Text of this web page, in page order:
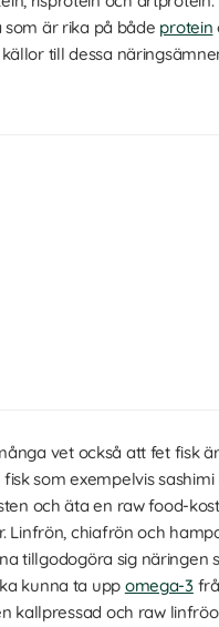
är rika på både protein
till dessa
vet också att fet fisk
som exempelvis sashimi
och äta en raw food-
chiafrön och
tillgodogöra sig näringen
kunna ta upp omega-3
kallpressad och raw